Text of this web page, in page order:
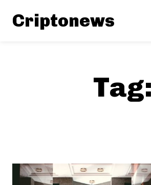
Criptonews
Tag: